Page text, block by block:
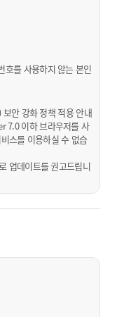
호를 사용하지 않는 본인
안 강화 정책 적용 안내
7.0 이하 브라우저를 사
스를 이용하실 수 없습
업데이트를 권고드립니